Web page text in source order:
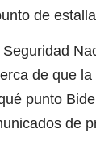
de
de que
punto
de